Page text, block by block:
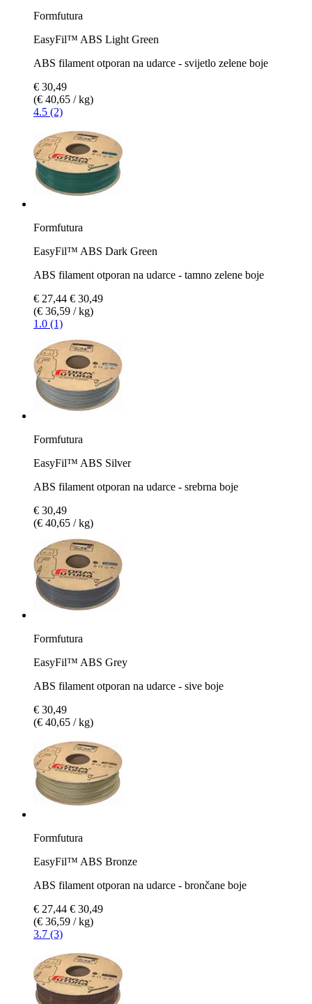
Formfutura
EasyFil™ ABS Light Green
ABS filament otporan na udarce - svijetlo zelene boje
€ 30,49
(€ 40,65 / kg)
4.5 (2)
Formfutura
EasyFil™ ABS Dark Green
ABS filament otporan na udarce - tamno zelene boje
€ 27,44 € 30,49
(€ 36,59 / kg)
1.0 (1)
Formfutura
EasyFil™ ABS Silver
ABS filament otporan na udarce - srebrna boje
€ 30,49
(€ 40,65 / kg)
Formfutura
EasyFil™ ABS Grey
ABS filament otporan na udarce - sive boje
€ 30,49
(€ 40,65 / kg)
Formfutura
EasyFil™ ABS Bronze
ABS filament otporan na udarce - brončane boje
€ 27,44 € 30,49
(€ 36,59 / kg)
3.7 (3)